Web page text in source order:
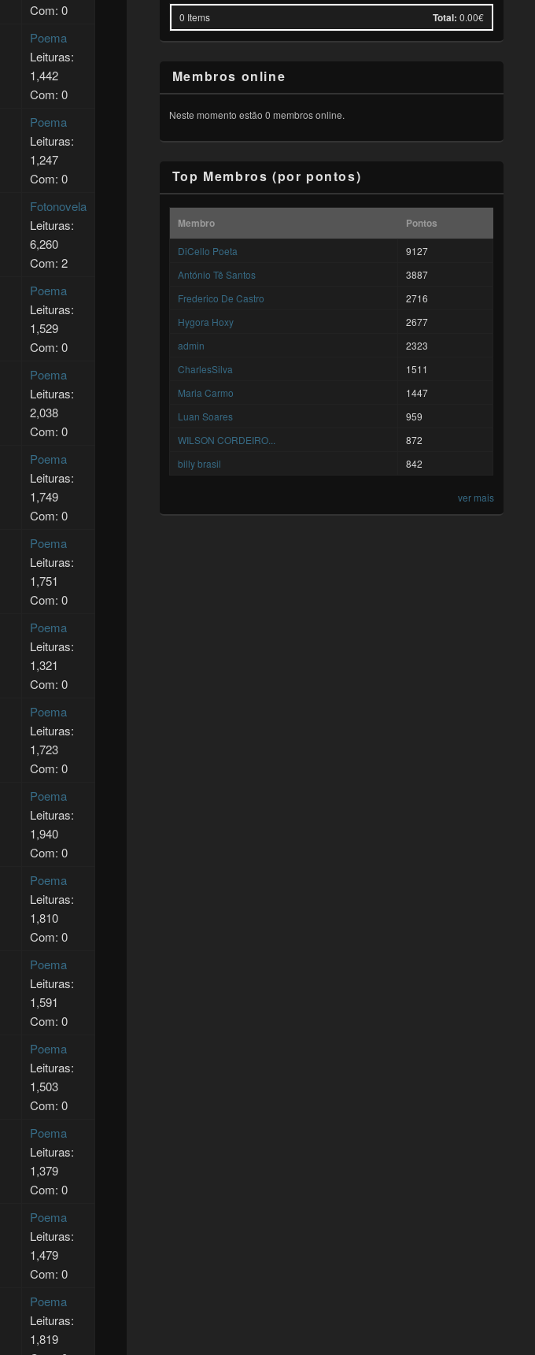
Com: 0
Poema
Leituras:
1,442
Com: 0
Poema
Leituras:
1,247
Com: 0
Fotonovela
Leituras:
6,260
Com: 2
Poema
Leituras:
1,529
Com: 0
Poema
Leituras:
2,038
Com: 0
Poema
Leituras:
1,749
Com: 0
Poema
Leituras:
1,751
Com: 0
Poema
Leituras:
1,321
Com: 0
Poema
Leituras:
1,723
Com: 0
Poema
Leituras:
1,940
Com: 0
Poema
Leituras:
1,810
Com: 0
Poema
Leituras:
1,591
Com: 0
Poema
Leituras:
1,503
Com: 0
Poema
Leituras:
1,379
Com: 0
Poema
Leituras:
1,479
Com: 0
Poema
Leituras:
1,819
0 Items Total: 0.00€
Membros online
Neste momento estão 0 membros online.
Top Membros (por pontos)
Membro Pontos
DiCello Poeta
9127
António Tê Santos
3887
Frederico De Castro
2716
Hygora Hoxy
2677
admin
2323
CharlesSilva
1511
Maria Carmo
1447
Luan Soares
959
WILSON CORDEIRO...
872
billy brasil
842
ver mais